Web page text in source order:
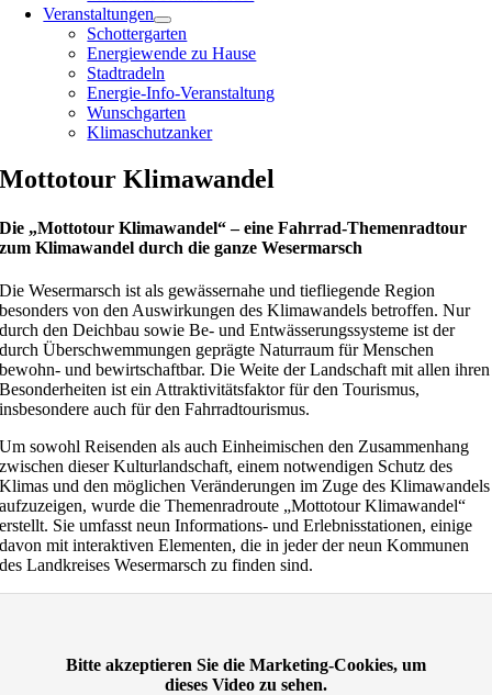
Veranstaltungen
Schottergarten
Energiewende zu Hause
Stadtradeln
Energie-Info-Veranstaltung
Wunschgarten
Klimaschutzanker
Mottotour Klimawandel
Die „Mottotour Klimawandel“ – eine Fahrrad-Themenradtour
zum Klimawandel durch die ganze Wesermarsch
Die Wesermarsch ist als gewässernahe und tiefliegende Region
besonders von den Auswirkungen des Klimawandels betroffen. Nur
durch den Deichbau sowie Be- und Entwässerungssysteme ist der
durch Überschwemmungen geprägte Naturraum für Menschen
bewohn- und bewirtschaftbar. Die Weite der Landschaft mit allen ihren
Besonderheiten ist ein Attraktivitätsfaktor für den Tourismus,
insbesondere auch für den Fahrradtourismus.
Um sowohl Reisenden als auch Einheimischen den Zusammenhang
zwischen dieser Kulturlandschaft, einem notwendigen Schutz des
Klimas und den möglichen Veränderungen im Zuge des Klimawandels
aufzuzeigen, wurde die Themenradroute „Mottotour Klimawandel“
erstellt. Sie umfasst neun Informations- und Erlebnisstationen, einige
davon mit interaktiven Elementen, die in jeder der neun Kommunen
des Landkreises Wesermarsch zu finden sind.
Bitte akzeptieren Sie die Marketing-Cookies, um
dieses Video zu sehen.